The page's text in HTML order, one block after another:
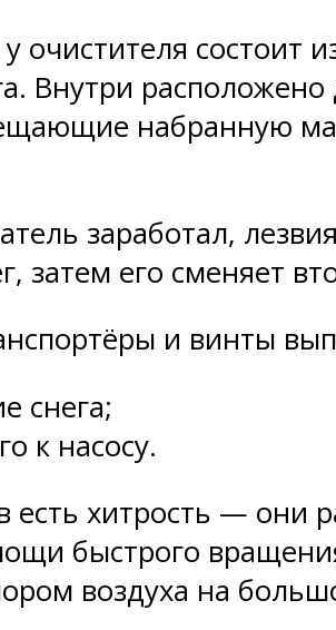
очистителя состоит
Внутри
набранную
заработал,
затем его сменяет
и винты
снега;
к насосу.
есть хитрость — они
быстрого
воздуха на